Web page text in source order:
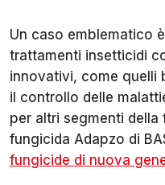
Un caso emblematico
trattamenti insetticidi
innovativi, come quelli
il controllo delle
per altri segmenti
fungicida Adapzo di
fungicide di nuova